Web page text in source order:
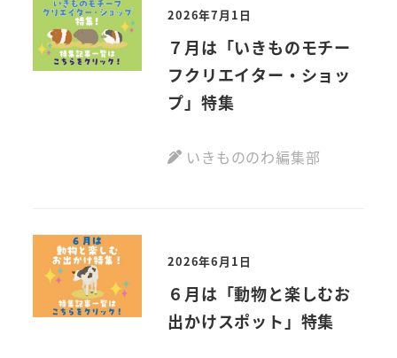
2026年7月1日
７月は「いきものモチー
フクリエイター・ショッ
プ」特集
いきもののわ編集部
2026年6月1日
６月は「動物と楽しむお
出かけスポット」特集